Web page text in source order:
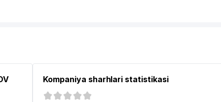
Kompaniya sharhlari statistikasi